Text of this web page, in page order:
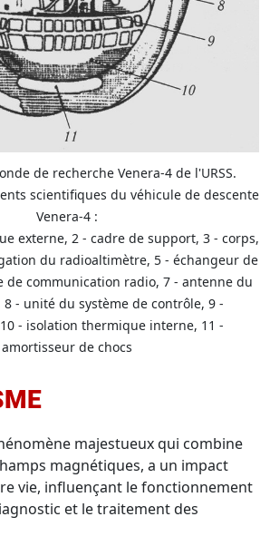
de recherche Venera-4 de l'URSS.
scientifiques du véhicule de descente
Venera-4 :
externe, 2 - cadre de support, 3 - corps,
du radioaltimètre, 5 - échangeur de
de communication radio, 7 - antenne du
- unité du système de contrôle, 9 -
- isolation thermique interne, 11 -
amortisseur de chocs
majestueux qui combine
magnétiques, a un impact
vie, influençant le fonctionnement
et le traitement des